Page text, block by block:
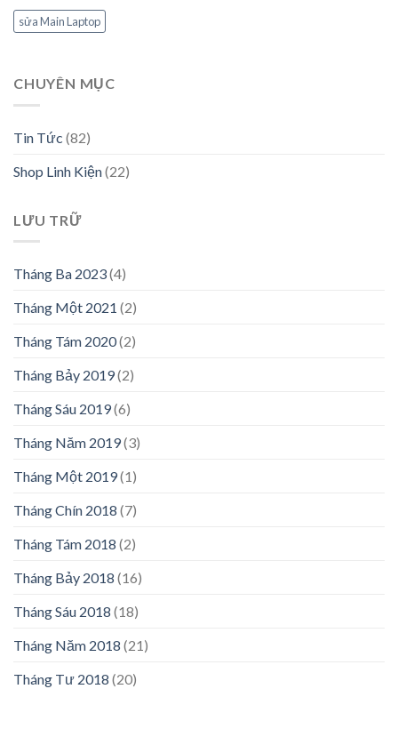
sửa Main Laptop
CHUYÊN MỤC
Tin Tức (82)
Shop Linh Kiện(22)
LƯU TRỮ
Tháng Ba 2023(4)
Tháng Một 2021 (2)
Tháng Tám 2020(2)
Tháng Bảy 2019(2)
Tháng Sáu 2019(6)
Tháng Năm 2019(3)
Tháng Một 2019(1)
Tháng Chín 2018 (7)
Tháng Tám 2018 (2)
Tháng Bảy 2018 (16)
Tháng Sáu 2018 (18)
Tháng Năm 2018 (21)
Tháng Tư 2018 (20)